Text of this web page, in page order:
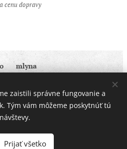
cenu dopravy
Do košíka
♥ mlyna
Cookies
zaistili správne fungovanie a
Tým vám môžeme poskytnúť tú
Prijať všetko